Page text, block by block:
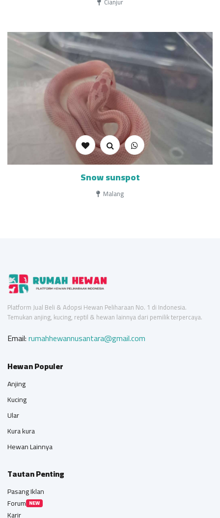
Snow sunspot
Malang
Platform Jual Beli & Adopsi Hewan Peliharaan No. 1 di Indonesia.
Temukan anjing, kucing, reptil & hewan lainnya dari pemilik terpercaya.
Email:rumahhewannusantara@gmail.com
Hewan Populer
Anjing
Kucing
Ular
Kura kura
Hewan Lainnya
Tautan Penting
Pasang Iklan
Forum NEW
Karir